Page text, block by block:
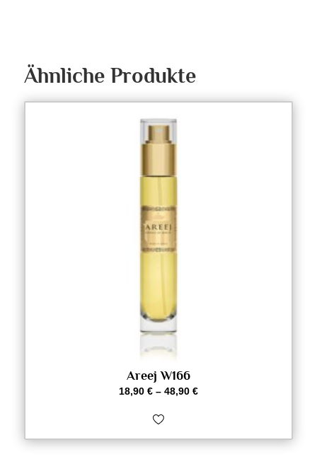
Ähnliche Produkte
Areej W166
18,90 €– 48,90 €